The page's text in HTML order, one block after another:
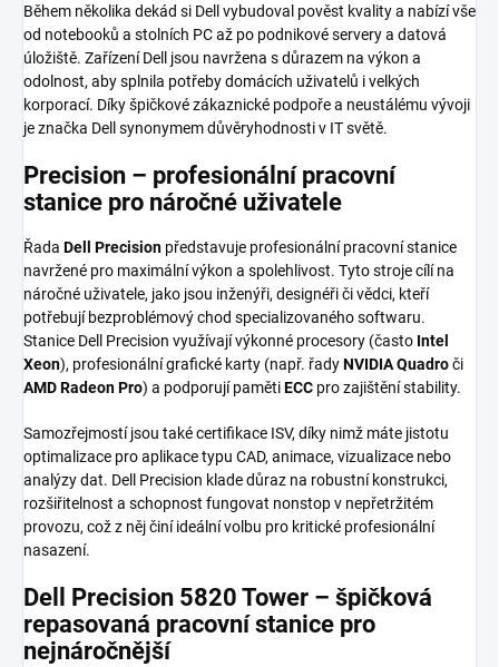
Během několika dekád si Dell vybudoval pověst kvality a nabízí vše
od notebooků a stolních PC až po podnikové servery a datová
úložiště. Zařízení Dell jsou navržena s důrazem na výkon a
odolnost, aby splnila potřeby domácích uživatelů i velkých
korporací. Díky špičkové zákaznické podpoře a neustálému vývoji
je značka Dell synonymem důvěryhodnosti v IT světě.
Precision – profesionální pracovní
stanice pro náročné uživatele
Řada Dell Precision představuje profesionální pracovní stanice
navržené pro maximální výkon a spolehlivost. Tyto stroje cílí na
náročné uživatele, jako jsou inženýři, designéři či vědci, kteří
potřebují bezproblémový chod specializovaného softwaru.
Stanice Dell Precision využívají výkonné procesory (často Intel
Xeon), profesionální grafické karty (např. řadyNVIDIA Quadroči
AMD Radeon Pro) a podporují pamětiECC pro zajištění stability.
Samozřejmostí jsou také certifikace ISV, díky nimž máte jistotu
optimalizace pro aplikace typu CAD, animace, vizualizace nebo
analýzy dat. Dell Precision klade důraz na robustní konstrukci,
rozšiřitelnost a schopnost fungovat nonstop v nepřetržitém
provozu, což z něj činí ideální volbu pro kritické profesionální
nasazení.
Dell Precision 5820 Tower – špičková
repasovaná pracovní stanice pro
nejnáročnější